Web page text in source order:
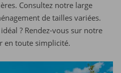
Consultez notre large
de tailles variées.
? Rendez-vous sur notre
en toute simplicité.